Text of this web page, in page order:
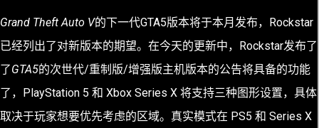
Grand Theft Auto V的下一代GTA5版本将于本月发布，Rockstar
已经列出了对新版本的期望。在今天的更新中，Rockstar发布了
了GTA5的次世代/重制版/增强版主机版本的公告将具备的功能
了， PlayStation 5 和 Xbox Series X 将支持三种图形设置，具体
取决于玩家想要优先考虑的区域。真实模式在 PS5 和 Series X